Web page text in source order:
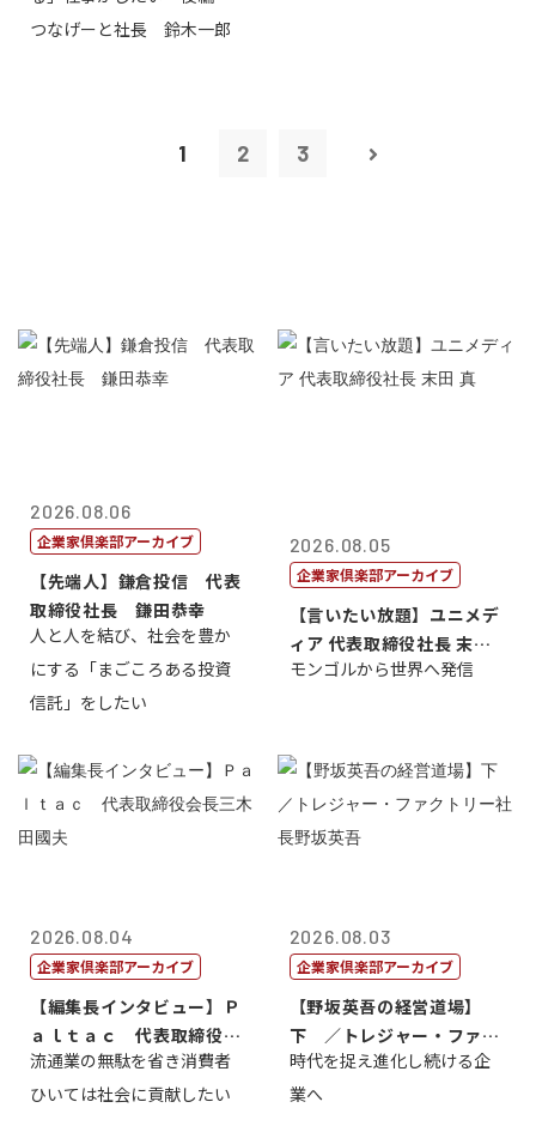
つなげーと社長 鈴木一郎
1 2 3
2026.08.06
企業家倶楽部アーカイブ
【先端人】鎌倉投信 代表
取締役社長 鎌田恭幸
人と人を結び、社会を豊か
にする「まごころある投資
信託」をしたい
2026.08.05
企業家倶楽部アーカイブ
【言いたい放題】ユニメデ
ィア 代表取締役社長 末田
真
モンゴルから世界へ発信
2026.08.04
企業家倶楽部アーカイブ
【編集長インタビュー】Ｐ
ａｌｔａｃ 代表取締役会
長三木田國夫
流通業の無駄を省き消費者
ひいては社会に貢献したい
2026.08.03
企業家倶楽部アーカイブ
【野坂英吾の経営道場】
下 ／トレジャー・ファク
トリー社長野坂...
時代を捉え進化し続ける企
業へ